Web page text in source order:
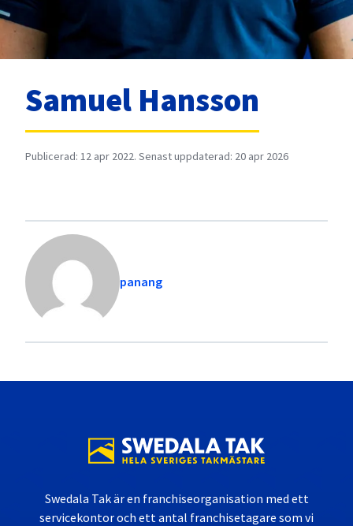
Samuel Hansson
Publicerad: 12 apr 2022. Senast uppdaterad: 20 apr 2026
panang
Swedala Tak är en franchiseorganisation med ett
servicekontor och ett antal franchisetagare som vi